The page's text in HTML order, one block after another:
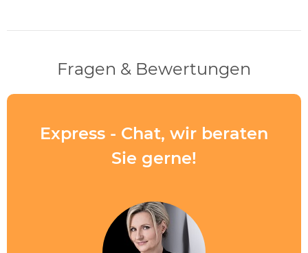
Fragen & Bewertungen
Express - Chat, wir beraten
Sie gerne!